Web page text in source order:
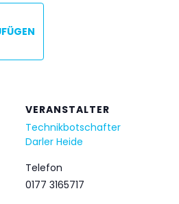
VERANSTALTER
Technikbotschafter
Darler Heide
Telefon
0177 3165717